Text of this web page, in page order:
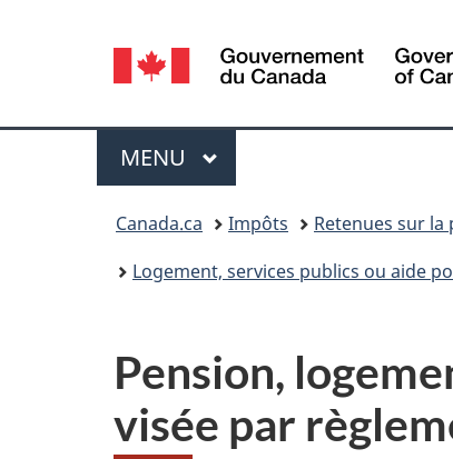
Sélection
de
la
langue
Menu
MENU PRINCIPAL
Canada.ca Impôts Retenues sur la
Logement, services publics ou aide
Pension,
visée par